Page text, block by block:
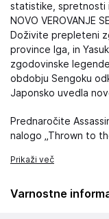
statistike, spretnosti
NOVO VEROVANJE
Doživite prepleteni
province Iga, in
zgodovinske
obdobju Sengoku
Japonsko uvedla
Prednaročite
nalogo „Thrown to
Prikaži več
Varnostne